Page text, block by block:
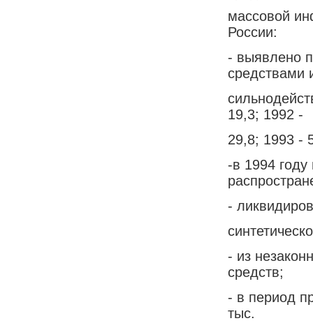
массовой
России:
- выявлено
средствами
19,3; 1992 -
29,8; 1993 -
-в 1994
-
- из
средств;
- в период
тыс.